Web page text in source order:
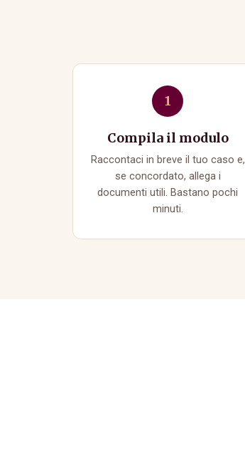
1
Compila il modulo
Raccontaci in breve il tuo caso e,
se concordato, allega i
documenti utili. Bastano pochi
minuti.